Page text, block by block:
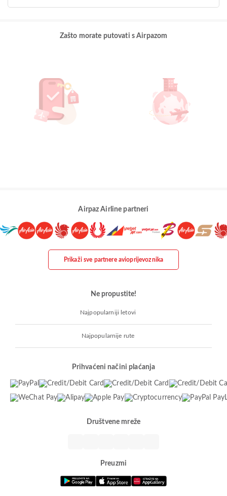
Zašto morate putovati s Airpazom
Airpaz Airline partneri
Prikaži sve partnere avioprijevoznika
Ne propustite!
Najpopularniji letovi
Najpopularnije rute
Prihvaćeni načini plaćanja
Društvene mreže
Preuzmi